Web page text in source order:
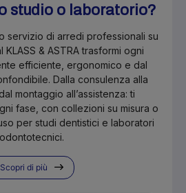
studio o laboratorio?
servizio di arredi professionali su
KLASS & ASTRA trasformi ogni
efficiente, ergonomico e dal
Dalla consulenza alla
montaggio all’assistenza: ti
fase, con collezioni su misura o
per studi dentistici e laboratori
odontotecnici.
Scopri di più